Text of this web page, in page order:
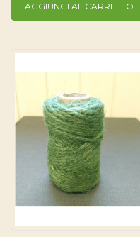
AGGIUNGI AL CARRELLO